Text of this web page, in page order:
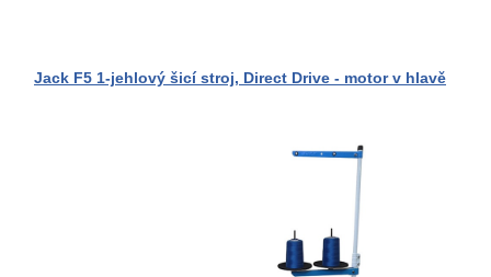
Jack F5 1-jehlový šicí stroj, Direct Drive - motor v hlavě